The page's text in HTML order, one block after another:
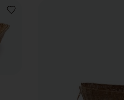
AJOUTER
LA